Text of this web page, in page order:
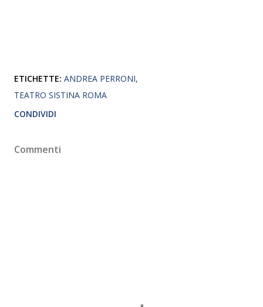
ETICHETTE: ANDREA PERRONI
TEATRO SISTINA ROMA
CONDIVIDI
Commenti